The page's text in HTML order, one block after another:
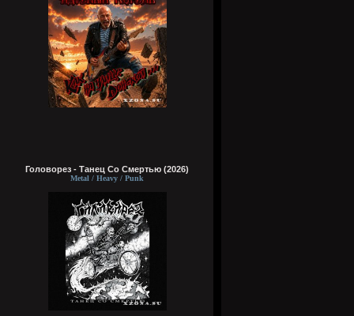
Головорез - Tанец Со Смертью (2026)
Metal / Heavy / Punk